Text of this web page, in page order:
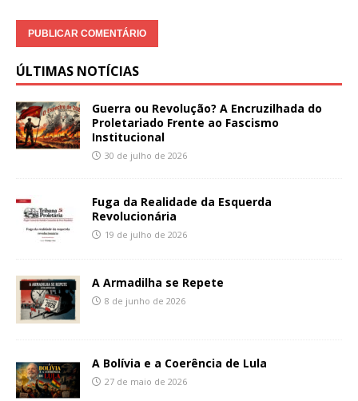
ÚLTIMAS NOTÍCIAS
Guerra ou Revolução? A Encruzilhada do
Proletariado Frente ao Fascismo
Institucional
30 de julho de 2026
Fuga da Realidade da Esquerda
Revolucionária
19 de julho de 2026
A Armadilha se Repete
8 de junho de 2026
A Bolívia e a Coerência de Lula
27 de maio de 2026